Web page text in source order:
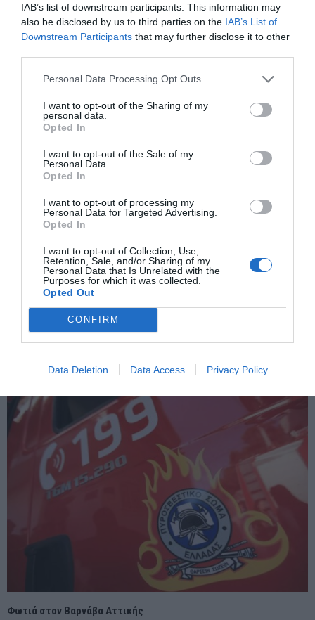
IAB’s list of downstream participants. This information may
also be disclosed by us to third parties on the IAB’s List of
Downstream Participants that may further disclose it to other
Personal Data Processing Opt Outs
I want to opt-out of the Sharing of my
personal data.
Opted In
I want to opt-out of the Sale of my
Personal Data.
Opted In
I want to opt-out of processing my
Personal Data for Targeted Advertising.
Opted In
I want to opt-out of Collection, Use,
Retention, Sale, and/or Sharing of my
Personal Data that Is Unrelated with the
Purposes for which it was collected.
Opted Out
CONFIRM
Data Deletion Data Access Privacy Policy
Έγραψε ιστορία ο Καραλής: Κατέκτησε το πρώτο του μετάλλιο σε
Παγκόσμιο Πρωτάθλημα
ΗΠΑ – Αναταραχή στις Διεθνείς Αγορές
Φωτιά στον Βαρνάβα Αττικής